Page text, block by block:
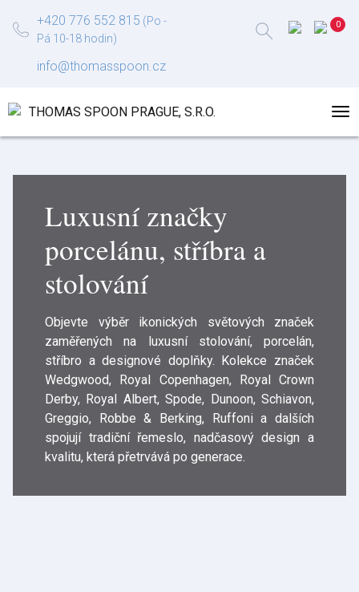
+420 776 552 815 (Po -
Pá 10-18 hodin)
info@thomasspoon.cz
Luxusní značky
porcelánu, stříbra a
stolování
Objevte výběr ikonických světových značek
zaměřených na luxusní stolování, porcelán,
stříbro a designové doplňky. Kolekce značek
Wedgwood, Royal Copenhagen, Royal Crown
Derby, Royal Albert, Spode, Dunoon, Schiavon,
Greggio, Robbe & Berking, Ruffoni a dalších
spojují tradiční řemeslo, nadčasový design a
kvalitu, která přetrvává po generace.